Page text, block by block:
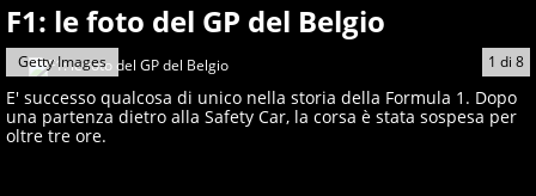
F1: le foto del GP del Belgio
1 di 8
Getty Images
E' successo qualcosa di unico nella storia della Formula 1. Dopo
una partenza dietro alla Safety Car, la corsa è stata sospesa per
oltre tre ore.